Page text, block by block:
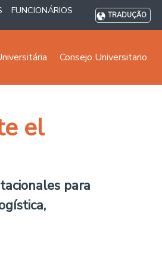
FUNCIONÁRIOS TRADUÇÃO
Consejo Universitario
el
para